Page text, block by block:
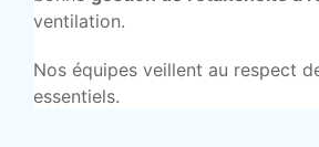
ventilation.
Nos équipes veillent au respect
essentiels.